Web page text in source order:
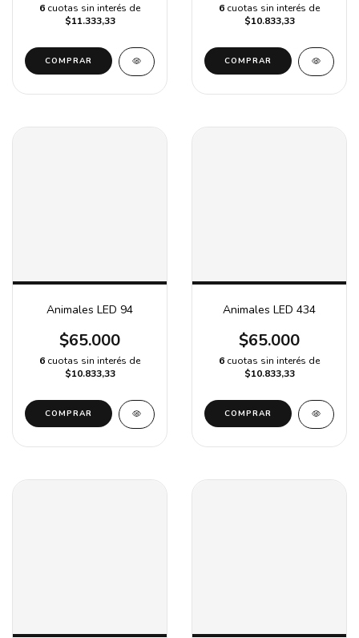
6 cuotas sin interés de
$11.333,33
COMPRAR
6 cuotas sin interés de
$10.833,33
COMPRAR
Animales LED 94
$65.000
6 cuotas sin interés de
$10.833,33
COMPRAR
Animales LED 434
$65.000
6 cuotas sin interés de
$10.833,33
COMPRAR